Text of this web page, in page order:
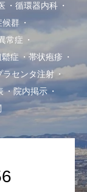
循環器内科
候群
常症
鬆症
帯状疱疹
ラセンタ注射
院内掲示